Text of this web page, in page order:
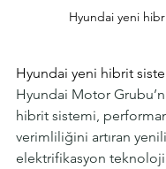
Hyundai yeni
Hyundai yeni hibrit
Hyundai Motor
hibrit sistemi,
verimliliğini artıran
elektrifikasyon